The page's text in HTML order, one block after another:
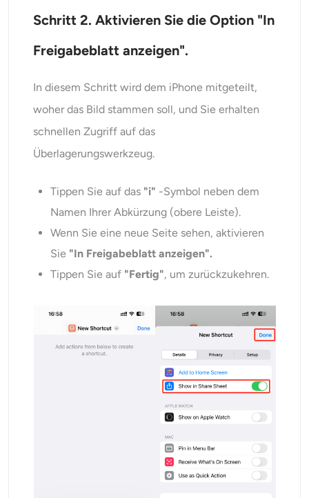
Schritt 2. Aktivieren Sie die Option "In
Freigabeblatt anzeigen".
In diesem Schritt wird dem iPhone mitgeteilt,
woher das Bild stammen soll, und Sie erhalten
schnellen Zugriff auf das
Überlagerungswerkzeug.
Tippen Sie auf das "i" -Symbol neben dem
Namen Ihrer Abkürzung (obere Leiste).
Wenn Sie eine neue Seite sehen, aktivieren
Sie "In Freigabeblatt anzeigen".
Tippen Sie auf "Fertig", um zurückzukehren.